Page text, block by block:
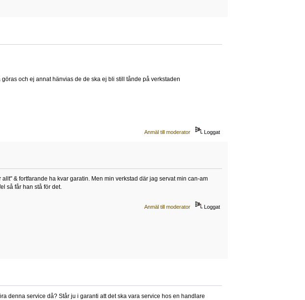
och ej annat hänvias de de ska ej bli still tånde på verkstaden
Anmäl till moderator Loggat
& fortfarande ha kvar garatin. Men min verkstad där jag servat min can-am
så får han stå för det.
Anmäl till moderator Loggat
denna service då? Står ju i garanti att det ska vara service hos en handlare